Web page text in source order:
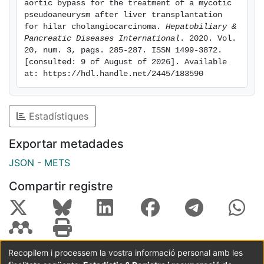
aortic bypass for the treatment of a mycotic
pseudoaneurysm after liver transplantation
for hilar cholangiocarcinoma. Hepatobiliary &
Pancreatic Diseases International . 2020. Vol.
20, num. 3, pags. 285-287. ISSN 1499-3872.
[consulted: 9 of August of 2026]. Available
at: https://hdl.handle.net/2445/183590
Estadístiques
Exportar metadades
JSON - METS
Compartir registre
Recopilem i processem la vostra informació personal amb les